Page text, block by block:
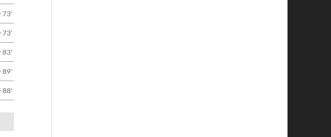
73'
73'
83'
89'
88'